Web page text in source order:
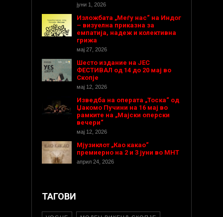
јуни 1, 2026
Изложбата „Меѓу нас“ на Индог
– визуелна приказна за
емпатија, надеж и колективна
грижа
мај 27, 2026
Шесто издание на ЈЕС
ФЕСТИВАЛ од 14 до 20 мај во
Скопје
мај 12, 2026
Изведба на операта „Тоска“ од
Џакомо Пучини на 16 мај во
рамките на „Мајски оперски
вечери“
мај 12, 2026
Мјузиклот „Као какао“
премиерно на 2 и 3 јуни во МНТ
април 24, 2026
ТАГОВИ